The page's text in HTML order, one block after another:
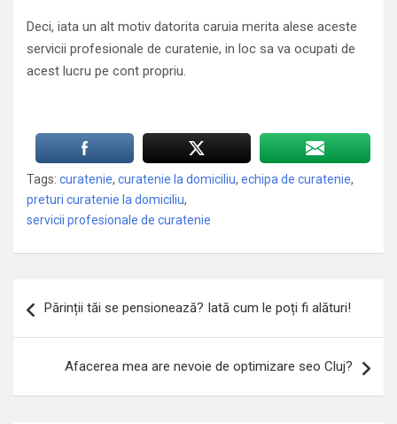
Deci, iata un alt motiv datorita caruia merita alese aceste
servicii profesionale de curatenie, in loc sa va ocupati de
acest lucru pe cont propriu.
Tags: curatenie, curatenie la domiciliu, echipa de curatenie,
preturi curatenie la domiciliu,
servicii profesionale de curatenie
în
Părinții tăi se pensionează? Iată cum le poți fi alături!
Afacerea mea are nevoie de optimizare seo Cluj?